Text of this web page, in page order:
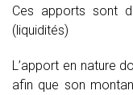
Ces apports sont
(liquidités)
L’apport en nature
afin que son